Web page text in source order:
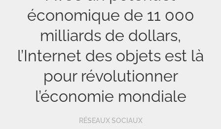
économique de 11 000
milliards de dollars,
l’Internet des objets est là
pour révolutionner
l’économie mondiale
RÉSEAUX SOCIAUX